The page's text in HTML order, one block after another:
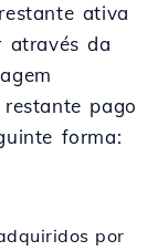
ativa
através da
pago
forma:
por